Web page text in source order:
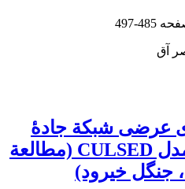
485-497
آق
عرضی شبکة جادۀ
جنگلی با استفاده از مدل CULSED (مطالعة
جنگل خیرود)